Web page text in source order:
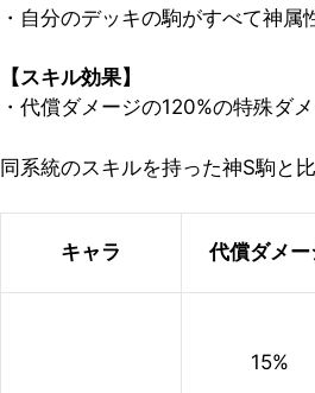
・自分のデッキの駒がすべて神属
【スキル効果】
・代償ダメージの120%の特殊ダ
同系統のスキルを持った神S駒と
キャラ 代償ダメー
15%